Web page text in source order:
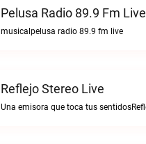
Pelusa Radio 89.9 Fm Live
musicalpelusa radio 89.9 fm live
Reflejo Stereo Live